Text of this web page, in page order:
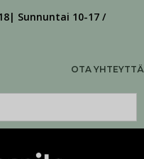
Sunnuntai 10-17 /
OTA YHTEYTTÄ